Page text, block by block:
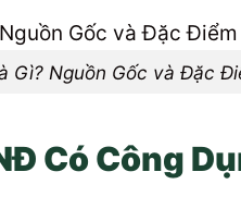
Gì? Nguồn Gốc và Đặc
Có Công